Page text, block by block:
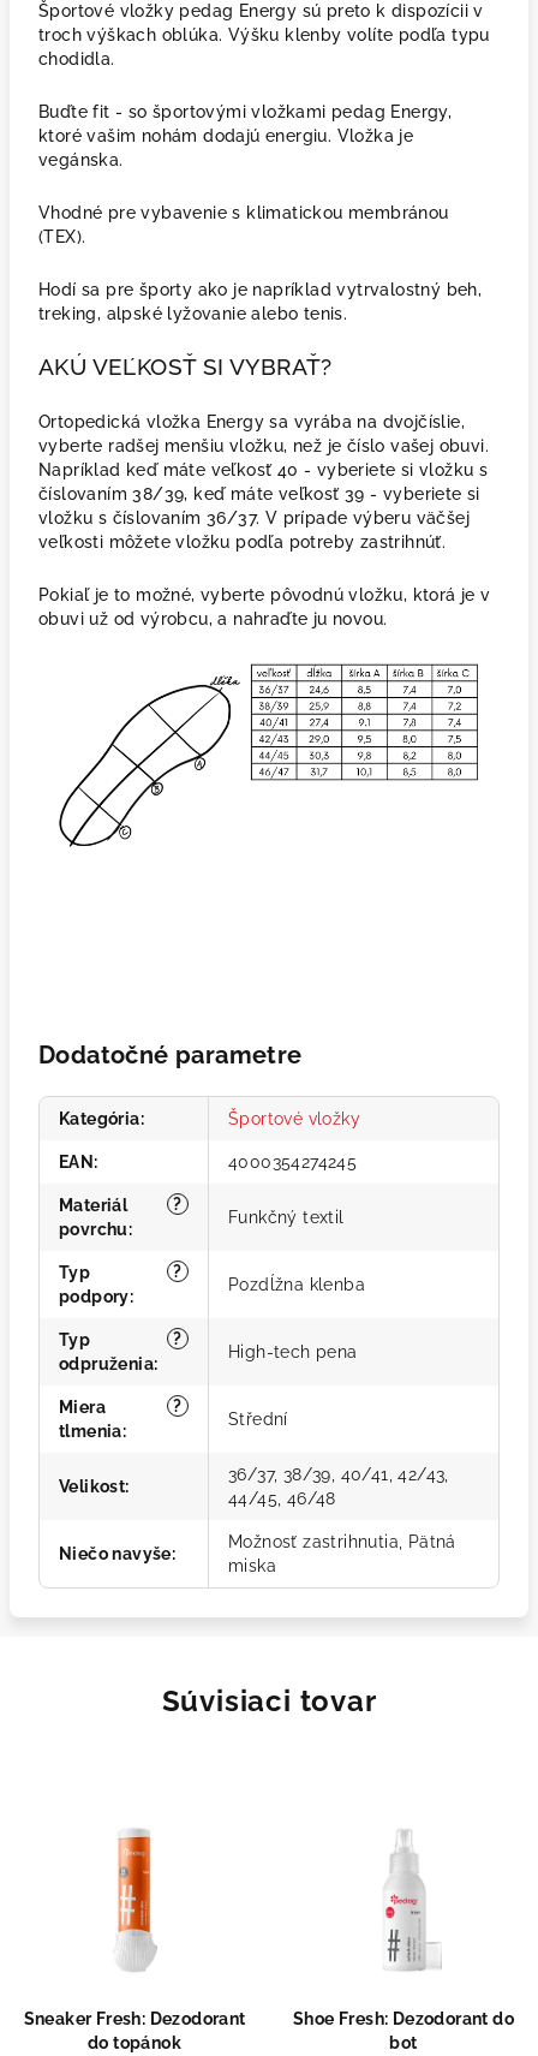
Športové vložky pedag Energy sú preto k dispozícii v
troch výškach oblúka. Výšku klenby volíte podľa typu
chodidla.
Buďte fit - so športovými vložkami pedag Energy,
ktoré vašim nohám dodajú energiu. Vložka je
vegánska.
Vhodné pre vybavenie s klimatickou membránou
(TEX).
Hodí sa pre športy ako je napríklad vytrvalostný beh,
treking, alpské lyžovanie alebo tenis.
AKÚ VEĽKOSŤ SI VYBRAŤ?
Ortopedická vložka Energy sa vyrába na dvojčíslie,
vyberte radšej menšiu vložku, než je číslo vašej obuvi.
Napríklad keď máte veľkosť 40 - vyberiete si vložku s
číslovaním 38/39, keď máte veľkosť 39 - vyberiete si
vložku s číslovaním 36/37. V prípade výberu väčšej
veľkosti môžete vložku podľa potreby zastrihnúť.
Pokiaľ je to možné, vyberte pôvodnú vložku, ktorá je v
obuvi už od výrobcu, a nahraďte ju novou.
Dodatočné parametre
Kategória: Športové vložky
EAN : 4000354274245
?
Materiál
povrchu:
Funkčný textil
?
Typ
podpory:
Pozdĺžna klenba
?
Typ
odpruženia:
High-tech pena
?
Miera
tlmenia:
Střední
Velikost:
36/37, 38/39, 40/41, 42/43,
44/45, 46/48
Niečo navyše:
Možnosť zastrihnutia, Pätná
miska
Súvisiaci tovar
Sneaker Fresh: Dezodorant
do topánok
Shoe Fresh: Dezodorant do
bot